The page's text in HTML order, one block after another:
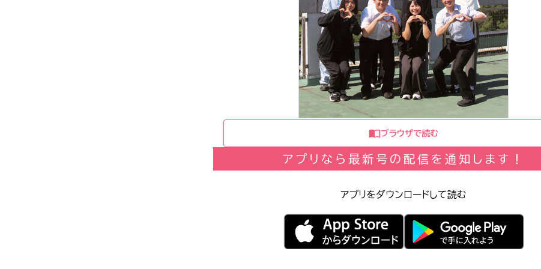
ブラウザで読む
アプリなら最新号の配信を通知します！
アプリをダウンロードして読む